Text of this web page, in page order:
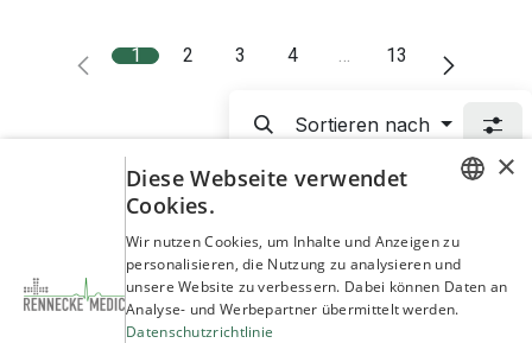
1 2 3 4 13
Sortieren nach
Partner und Referenzen
Entdecken Sie unsere Marken und Partner
ENGLISH
×
Diese Webseite verwendet
Cookies.
Wir nutzen Cookies, um Inhalte und Anzeigen zu
personalisieren, die Nutzung zu analysieren und
unsere Website zu verbessern. Dabei können Daten an
Analyse- und Werbepartner übermittelt werden.
Datenschutzrichtlinie